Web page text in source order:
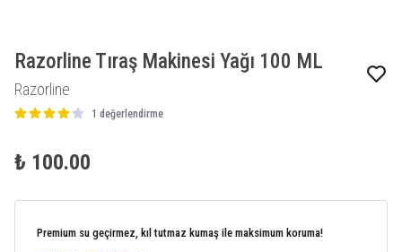
Razorline
Razorline Tıraş Makinesi Yağı 100 ML
1 değerlendirme
₺ 100.00
Premium su geçirmez, kıl tutmaz kumaş ile maksimum koruma!